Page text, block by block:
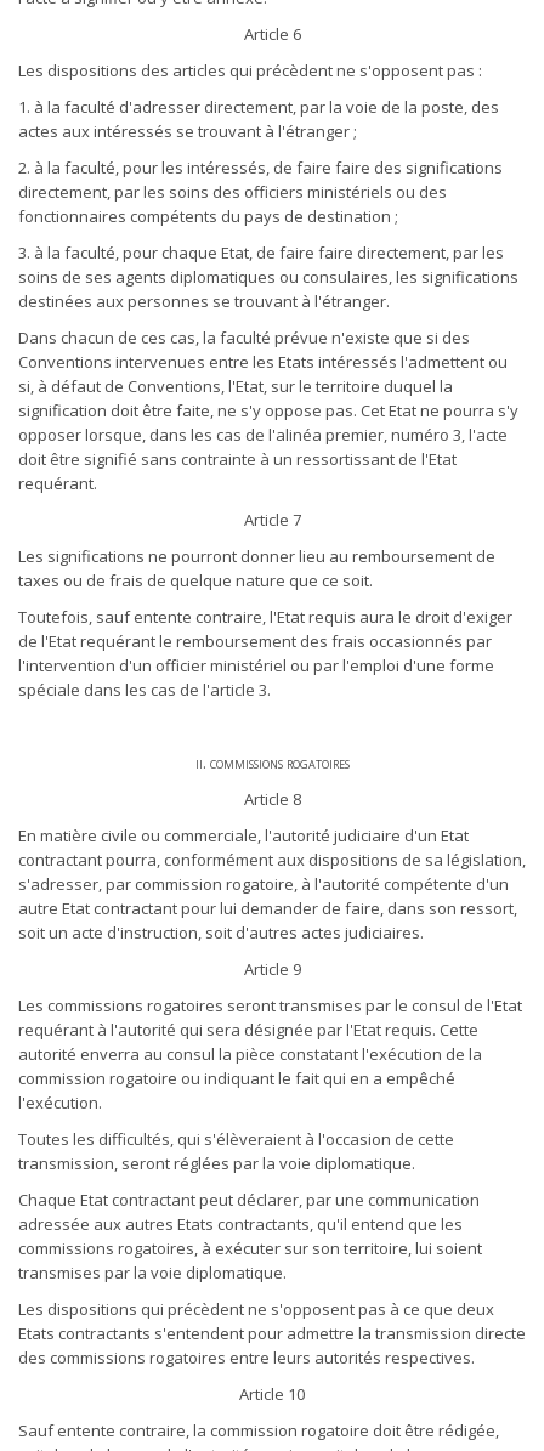
Article 6
Les dispositions des articles qui précèdent ne s'opposent pas :
1. à la faculté d'adresser directement, par la voie de la poste, des
actes aux intéressés se trouvant à l'étranger ;
2. à la faculté, pour les intéressés, de faire faire des significations
directement, par les soins des officiers ministériels ou des
fonctionnaires compétents du pays de destination ;
3. à la faculté, pour chaque Etat, de faire faire directement, par les
soins de ses agents diplomatiques ou consulaires, les significations
destinées aux personnes se trouvant à l'étranger.
Dans chacun de ces cas, la faculté prévue n'existe que si des
Conventions intervenues entre les Etats intéressés l'admettent ou
si, à défaut de Conventions, l'Etat, sur le territoire duquel la
signification doit être faite, ne s'y oppose pas. Cet Etat ne pourra s'y
opposer lorsque, dans les cas de l'alinéa premier, numéro 3, l'acte
doit être signifié sans contrainte à un ressortissant de l'Etat
requérant.
Article 7
Les significations ne pourront donner lieu au remboursement de
taxes ou de frais de quelque nature que ce soit.
Toutefois, sauf entente contraire, l'Etat requis aura le droit d'exiger
de l'Etat requérant le remboursement des frais occasionnés par
l'intervention d'un officier ministériel ou par l'emploi d'une forme
spéciale dans les cas de l'article 3.
ii. commissions rogatoires
Article 8
En matière civile ou commerciale, l'autorité judiciaire d'un Etat
contractant pourra, conformément aux dispositions de sa législation,
s'adresser, par commission rogatoire, à l'autorité compétente d'un
autre Etat contractant pour lui demander de faire, dans son ressort,
soit un acte d'instruction, soit d'autres actes judiciaires.
Article 9
Les commissions rogatoires seront transmises par le consul de l'Etat
requérant à l'autorité qui sera désignée par l'Etat requis. Cette
autorité enverra au consul la pièce constatant l'exécution de la
commission rogatoire ou indiquant le fait qui en a empêché
l'exécution.
Toutes les difficultés, qui s'élèveraient à l'occasion de cette
transmission, seront réglées par la voie diplomatique.
Chaque Etat contractant peut déclarer, par une communication
adressée aux autres Etats contractants, qu'il entend que les
commissions rogatoires, à exécuter sur son territoire, lui soient
transmises par la voie diplomatique.
Les dispositions qui précèdent ne s'opposent pas à ce que deux
Etats contractants s'entendent pour admettre la transmission directe
des commissions rogatoires entre leurs autorités respectives.
Article 10
Sauf entente contraire, la commission rogatoire doit être rédigée,